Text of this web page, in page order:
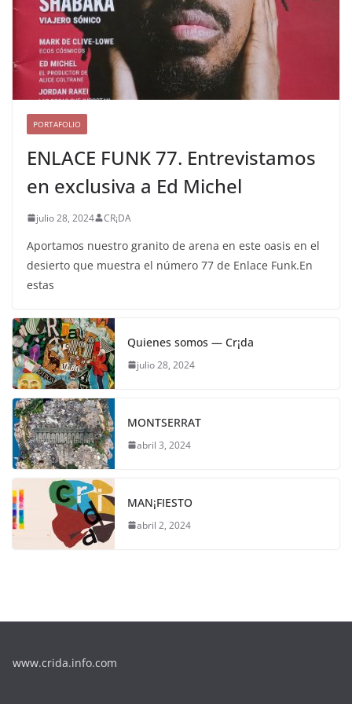
PORTAFOLIO
ENLACE FUNK 77. Entrevistamos
en exclusiva a Ed Michel
julio 28, 2024 CR¡DA
Aportamos nuestro granito de arena en este oasis en el
desierto que muestra el número 77 de Enlace Funk.En
estas
Quienes somos — Cr¡da
julio 28, 2024
MONTSERRAT
abril 3, 2024
MAN¡FIESTO
abril 2, 2024
www.crida.info.com